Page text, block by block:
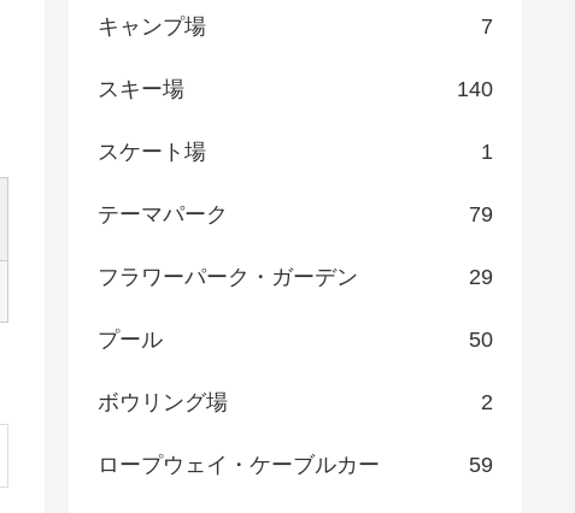
キャンプ場 7
スキー場 140
スケート場 1
テーマパーク 79
フラワーパーク・ガーデン 29
プール 50
ボウリング場 2
ロープウェイ・ケーブルカー 59